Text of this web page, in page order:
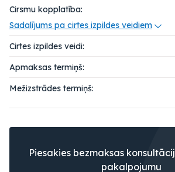
Cirsmu kopplatība:
Sadalījums pa cirtes izpildes veidiem
Cirtes izpildes veidi:
Apmaksas termiņš:
Mežizstrādes termiņš:
Piesakies bezmaksas
pakalpojumu